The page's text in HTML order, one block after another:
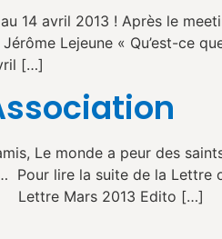
14 avril 2013 ! Après le
Lejeune « Qu’est-ce
[…]
Le monde a peur des
Mais… Pour lire
Mars 2013 Edito […]